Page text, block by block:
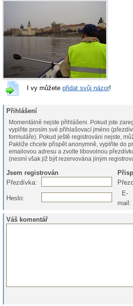
I vy můžete přidat svůj názor!
Přihlášení
Momentálně nejste přihlášeni. Pokud jste
vyplňte prosím své přihlašovací jméno
formuláře). Pokud ještě registrováni
Pakliže chcete přispět anonymně, vyplňte do
emailovou adresu a zvolte libovolnou
(nesmí však již být rezervována jiným
Jsem registrován
Přezdívka:
Heslo:
E-
mail:
Váš komentář